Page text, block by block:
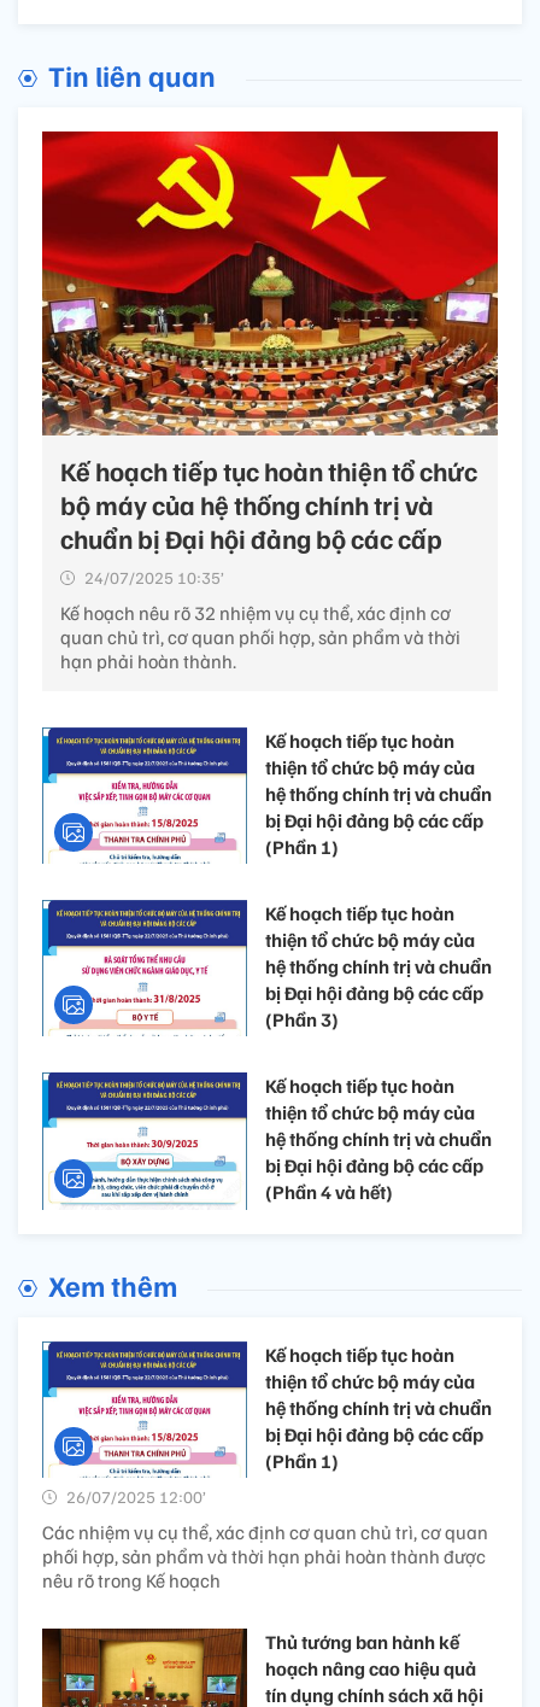
Tin liên quan
Kế hoạch tiếp tục hoàn thiện tổ chức
bộ máy của hệ thống chính trị và
chuẩn bị Đại hội đảng bộ các cấp
24/07/2025 10:35’
Kế hoạch nêu rõ 32 nhiệm vụ cụ thể, xác định cơ
quan chủ trì, cơ quan phối hợp, sản phẩm và thời
hạn phải hoàn thành.
Kế hoạch tiếp tục hoàn
thiện tổ chức bộ máy của
hệ thống chính trị và chuẩn
bị Đại hội đảng bộ các cấp
(Phần 1)
Kế hoạch tiếp tục hoàn
thiện tổ chức bộ máy của
hệ thống chính trị và chuẩn
bị Đại hội đảng bộ các cấp
(Phần 3)
Kế hoạch tiếp tục hoàn
thiện tổ chức bộ máy của
hệ thống chính trị và chuẩn
bị Đại hội đảng bộ các cấp
(Phần 4 và hết)
Xem thêm
Kế hoạch tiếp tục hoàn
thiện tổ chức bộ máy của
hệ thống chính trị và chuẩn
bị Đại hội đảng bộ các cấp
(Phần 1)
26/07/2025 12:00’
Các nhiệm vụ cụ thể, xác định cơ quan chủ trì, cơ quan
phối hợp, sản phẩm và thời hạn phải hoàn thành được
nêu rõ trong Kế hoạch
Thủ tướng ban hành kế
hoạch nâng cao hiệu quả
tín dụng chính sách xã hội